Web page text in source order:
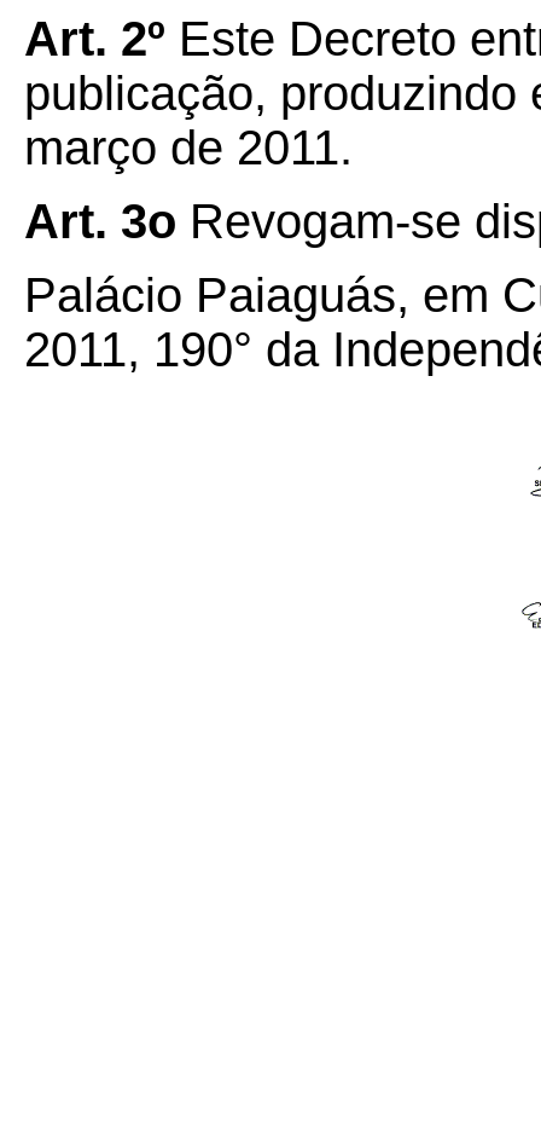
Art. 2º Este Decreto
publicação, produzindo
março de 2011.
Art. 3o Revogam-se
Palácio Paiaguás, em
2011, 190° da